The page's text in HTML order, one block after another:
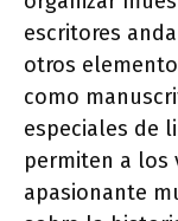
escritores
otros
como
especiales de
permiten a los
apasionante